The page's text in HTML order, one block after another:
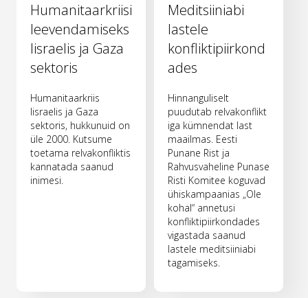
Humanitaarkriisi
leevendamiseks
Iisraelis ja Gaza
sektoris
Humanitaarkriis
Iisraelis ja Gaza
sektoris, hukkunuid on
üle 2000. Kutsume
toetama relvakonfliktis
kannatada saanud
inimesi.
Meditsiiniabi
lastele
konfliktipiirkond
ades
Hinnanguliselt
puudutab relvakonflikt
iga kümnendat last
maailmas. Eesti
Punane Rist ja
Rahvusvaheline Punase
Risti Komitee koguvad
ühiskampaanias „Ole
kohal“ annetusi
konfliktipiirkondades
vigastada saanud
lastele meditsiiniabi
tagamiseks.